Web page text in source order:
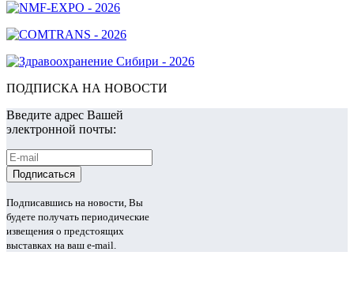
ПОДПИСКА НА НОВОСТИ
Введите адрес Вашей
электронной почты:
Подписавшись на новости, Вы
будете получать периодические
извещения о предстоящих
выставках на ваш e-mail.